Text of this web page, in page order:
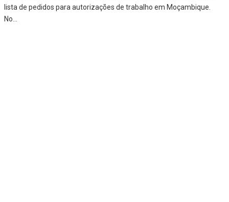
lista de pedidos para autorizações de trabalho em Moçambique.
No